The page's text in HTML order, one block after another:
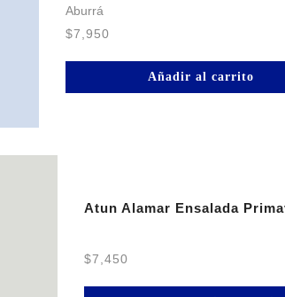
Aburrá
$7,950
Añadir al carrito
Atun Alamar Ensalada
$7,450